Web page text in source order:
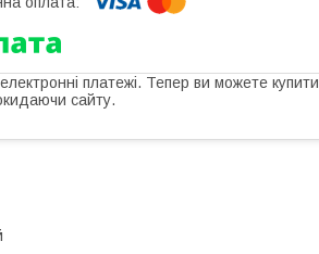
платежі. Тепер ви можете купити
сайту.